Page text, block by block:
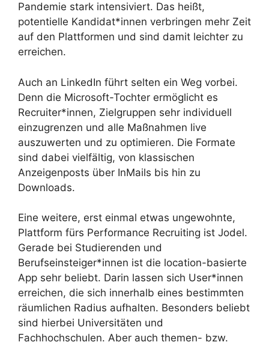
Pandemie stark intensiviert. Das heißt,
potentielle Kandidat*innen verbringen mehr Zeit
auf den Plattformen und sind damit leichter zu
erreichen.
Auch an LinkedIn führt selten ein Weg vorbei.
Denn die Microsoft-Tochter ermöglicht es
Recruiter*innen, Zielgruppen sehr individuell
einzugrenzen und alle Maßnahmen live
auszuwerten und zu optimieren. Die Formate
sind dabei vielfältig, von klassischen
Anzeigenposts über InMails bis hin zu
Downloads.
Eine weitere, erst einmal etwas ungewohnte,
Plattform fürs Performance Recruiting ist Jodel.
Gerade bei Studierenden und
Berufseinsteiger*innen ist die location-basierte
App sehr beliebt. Darin lassen sich User*innen
erreichen, die sich innerhalb eines bestimmten
räumlichen Radius aufhalten. Besonders beliebt
sind hierbei Universitäten und
Fachhochschulen. Aber auch themen- bzw.